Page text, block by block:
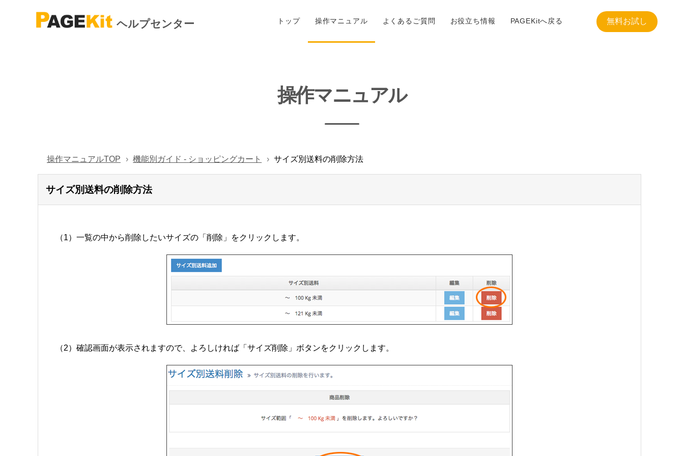
ヘルプセンター トップ 操作マニュアル よくあるご質問 お役立ち情報 PAGEKitへ戻る 無料お試し
操作マニュアル
操作マニュアルTOP 機能別ガイド - ショッピングカート サイズ別送料の削除方法
サイズ別送料の削除方法
（1）一覧の中から削除したいサイズの「削除」をクリックします。
（2）確認画面が表示されますので、よろしければ「サイズ削除」ボタンをクリックします。